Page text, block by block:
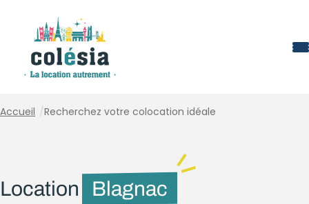
Accueil /Recherchez votre colocation idéale
Location
Blagnac